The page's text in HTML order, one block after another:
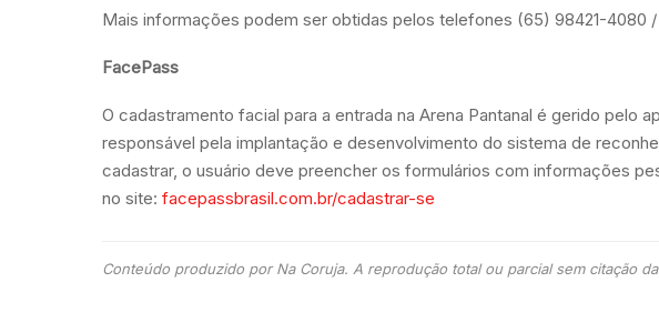
Mais informações podem ser obtidas pelos telefones (65) 98421-4080 /
FacePass
O cadastramento facial para a entrada na Arena Pantanal é gerido pelo
responsável pela implantação e desenvolvimento do sistema de
cadastrar, o usuário deve preencher os formulários com informações
no site: facepassbrasil.com.br/cadastrar-se
Conteúdo produzido por Na Coruja. A reprodução total ou parcial sem citação